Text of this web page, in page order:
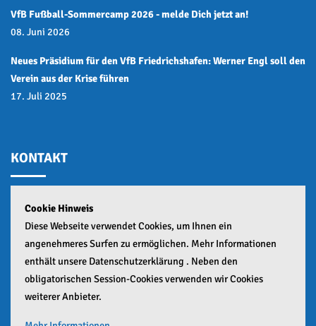
VfB Fußball-Sommercamp 2026 - melde Dich jetzt an!
08. Juni 2026
Neues Präsidium für den VfB Friedrichshafen: Werner Engl soll den
Verein aus der Krise führen
17. Juli 2025
KONTAKT
88045 Friedrichshafen
+49 (0)7541 55441
info(at)vfb-friedrichshafen.de
Cookie Hinweis
Diese Webseite verwendet Cookies, um Ihnen ein
angenehmeres Surfen zu ermöglichen. Mehr Informationen
enthält unsere Datenschutzerklärung . Neben den
obligatorischen Session-Cookies verwenden wir Cookies
weiterer Anbieter.